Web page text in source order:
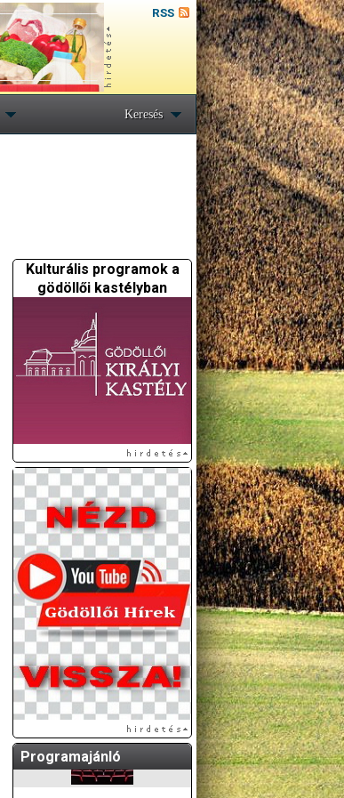
RSS
Keresés
Kulturális programok a
gödöllői kastélyban
Programajánló
A GÖDÖLLŐI ÉS
KÖRNYÉKBELI
KULTURÁLIS- ÉS
KÖZÖSSÉGI
OLDALUNKON TESSZÜK
KÖZZÉ!